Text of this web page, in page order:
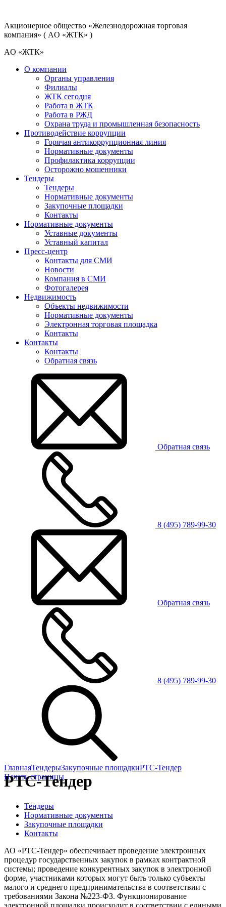
Акционерное общество «Железнодорожная торговая
компания» ( AO «ЖТК» )
AO «ЖТК»
О компании
Органы управления
Филиалы
ЖТК сегодня
Работа в ЖТК
Работа в РЖД
Охрана труда и промышленная безопасность
Противодействие коррупции
Горячая антикоррупционная линия
Нормативные документы
Профилактика коррупции
Осторожно мошенники
Тендеры
Тендеры
Нормативные документы
Закупочные площадки
Контакты
Нормативные документы
Уставные документы
Уставный капитал
Пресс-центр
Контакты для СМИ
Новости
Компания в СМИ
Фотогалерея
Недвижимость
Объекты недвижимости
Нормативные документы
Электронная торговая площадка
Контакты
Контакты
Контакты
Обратная связь
Обратная связь
8 (495) 789-99-30
Обратная связь
8 (495) 789-99-30
ГлавнаяТендерыЗакупочные площадкиРТС-Тендер
Печать страницы
РТС-Тендер
Тендеры
Нормативные документы
Закупочные площадки
Контакты
АО «РТС-Тендер» обеспечивает проведение электронных
процедур государственных закупок в рамках контрактной
системы; проведение конкурентных закупок в электронной
форме, участниками которых могут быть только субъекты
малого и среднего предпринимательства в соответствии с
требованиями Закона №223-ФЗ. Функционирование
электронной площадки происходит в соответствии с едиными